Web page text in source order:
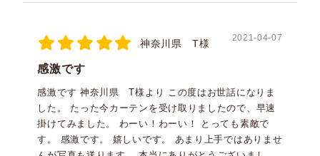
神奈川県 T様 2021-04-07
感激です
感激です 神奈川県 T様より この度はお世話になりま
した。 たった今カーテンを受け取りましたので、早速
掛けてみました。 わーい！わーい！ とっても素敵で
す。 感激です。 嬉しいです。 あまり上手ではありませ